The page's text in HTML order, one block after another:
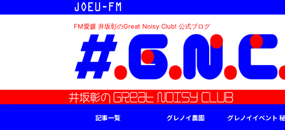
FM愛媛 井坂彰のGreat Noisy Club! 公式ブログ
記事一覧 グレノイ農園 グレノイイベント